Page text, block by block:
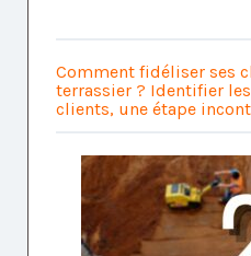
Comment fidéliser ses
terrassier ? Identifier
clients, une étape